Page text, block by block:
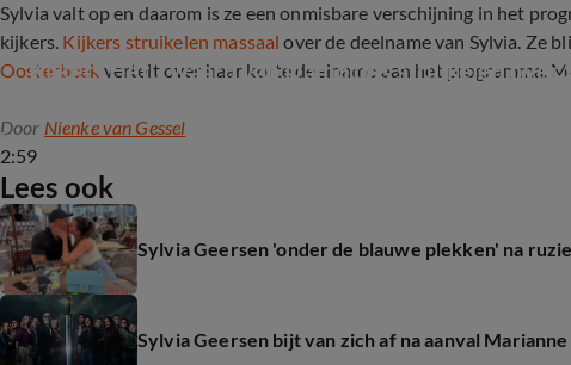
Sylvia valt op en daarom is ze een onmisbare verschijning in het
kijkers. Kijkers struikelen massaalover de deelname van Sylvia. Ze
Oosterbeek vertelt over haar korte deelname aan het programma.
2:59
Kijkers Het Zwaard van Damocles struikelen over
Door Nienke van Gessel
Lees ook
Sylvia Geersen 'onder de blauwe plekken' na
Sylvia Geersen bijt van zich af na aanval